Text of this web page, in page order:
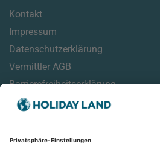
Kontakt
Impressum
Datenschutzerklärung
Vermittler AGB
Barrierefreiheitserklärung